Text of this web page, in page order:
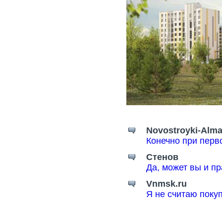
Novostroyki-
Конечно при
Стенов
Да, может вы и
Vnmsk.ru
Я не считаю